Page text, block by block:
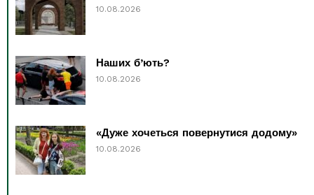
10.08.2026
Наших б’ють?
10.08.2026
«Дуже хочеться повернутися додому»
10.08.2026